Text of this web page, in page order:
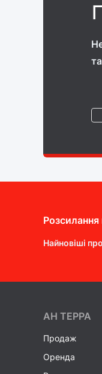
Розсилання
Найновіші
AH ТEPPA
Продаж
Оренда